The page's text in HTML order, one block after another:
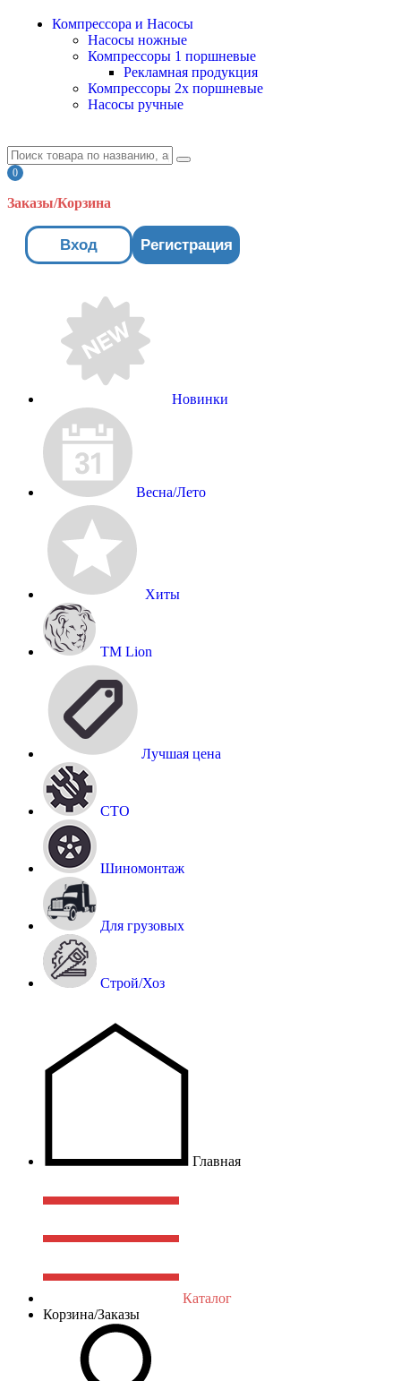
Компрессора и Насосы
Насосы ножные
Компрессоры 1 поршневые
Рекламная продукция
Компрессоры 2х поршневые
Насосы ручные
0
Заказы/Корзина
Вход Регистрация
Новинки
Весна/Лето
Хиты
TM Lion
Лучшая цена
СТО
Шиномонтаж
Для грузовых
Строй/Хоз
Главная
Каталог
Корзина/Заказы